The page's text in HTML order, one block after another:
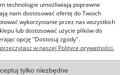
(0)
cm
technologie umożliwiają poprawne
nam dostosować ofertę do Twoich
wykorzystanie przez nas wszystkich
lub dostosować użycie plików do
opcję "Dostosuj zgody".
w naszej Polityce prywatności.
tylko niezbędne